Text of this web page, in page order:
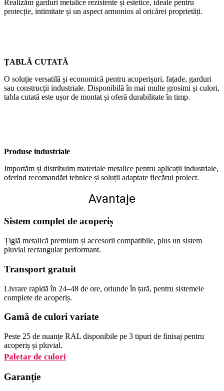
Realizăm garduri metalice rezistente și estetice, ideale pentru
protecție, intimitate și un aspect armonios al oricărei proprietăți.
ȚABLĂ CUTATĂ
O soluție versatilă și economică pentru acoperișuri, fațade, garduri
sau construcții industriale. Disponibilă în mai multe grosimi și culori,
tabla cutată este ușor de montat și oferă durabilitate în timp.
Produse industriale
Importăm și distribuim materiale metalice pentru aplicații industriale,
oferind recomandări tehnice și soluții adaptate fiecărui proiect.
Avantaje
Sistem complet de acoperiș
Țiglă metalică premium și accesorii compatibile, plus un sistem
pluvial rectangular performant.
Transport gratuit
Livrare rapidă în 24–48 de ore, oriunde în țară, pentru sistemele
complete de acoperiș.
Gamă de culori variate
Peste 25 de nuanțe RAL disponibile pe 3 tipuri de finisaj pentru
acoperiș și pluvial.
Paletar de culori
Garanție